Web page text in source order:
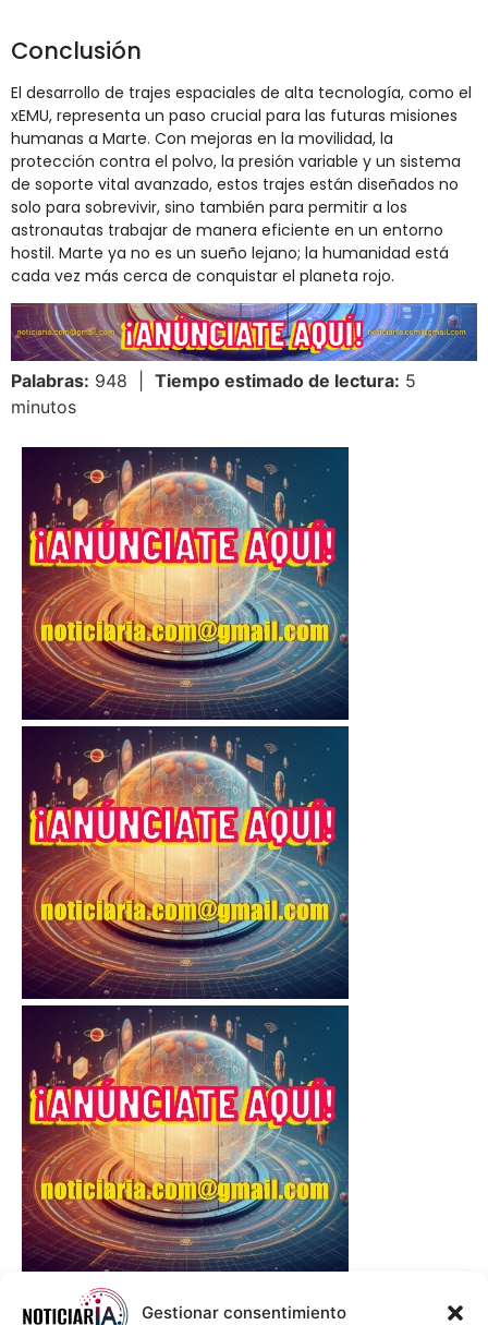
Gestionar consentimiento
Conclusión
El desarrollo de trajes espaciales de alta tecnología, como el
xEMU, representa un paso crucial para las futuras misiones
humanas a Marte. Con mejoras en la movilidad, la
protección contra el polvo, la presión variable y un sistema
de soporte vital avanzado, estos trajes están diseñados no
solo para sobrevivir, sino también para permitir a los
astronautas trabajar de manera eficiente en un entorno
hostil. Marte ya no es un sueño lejano; la humanidad está
cada vez más cerca de conquistar el planeta rojo.
Palabras: 948 | Tiempo estimado de lectura: 5
minutos